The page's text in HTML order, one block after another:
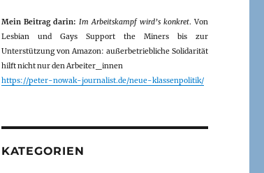
Mein Beitrag darin: Im Arbeitskampf wird’s konkret. Von
Lesbian und Gays Support the Miners bis zur
Unterstützung von Amazon: außerbetriebliche Solidarität
hilft nicht nur den Arbeiter_innen
https://peter-nowak-journalist.de/neue-klassenpolitik/
KATEGORIEN